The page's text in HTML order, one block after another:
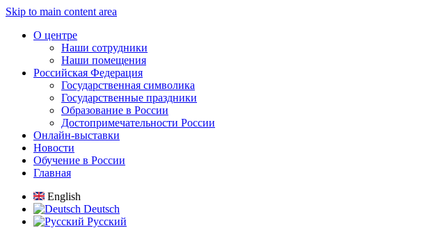
Skip to main content area
О центре
Наши сотрудники
Наши помещения
Российская Федерация
Государственная символика
Государственные праздники
Образование в России
Достопримечательности России
Онлайн-выставки
Новости
Обучение в России
Главная
English
Deutsch
Русский